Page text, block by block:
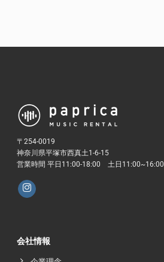
〒254-0019
神奈川県平塚市西真土1-6-15
営業時間 平日11:00-18:00 土日11:00~16:00
会社情報